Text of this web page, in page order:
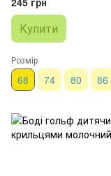
Купити
Розмір
68 74 80 86